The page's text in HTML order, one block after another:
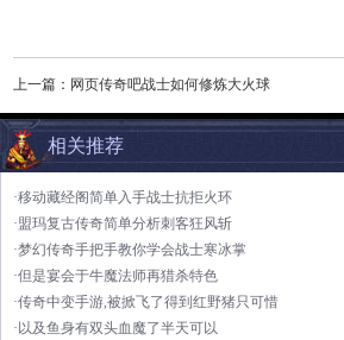
上一篇： 网页传奇吧战士如何修炼大火球
相关推荐
·移动藏经阁简单入手战士抗拒火环
·盟玛复古传奇简单分析刺客狂风斩
·梦幻传奇手把手教你学会战士寒冰掌
·但是宴会于牛魔法师再猎杀特色
·传奇中变手游,被掀飞了得到红野猪只可惜
·以及鱼身有双头血魔了半天可以